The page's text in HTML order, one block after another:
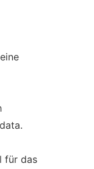
für das